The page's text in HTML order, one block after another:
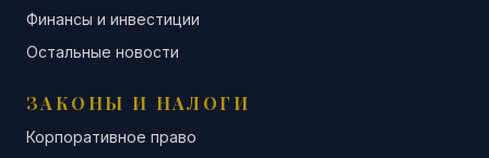
Финансы и инвестиции
Остальные новости
ЗАКОНЫ И НАЛОГИ
Корпоративное право